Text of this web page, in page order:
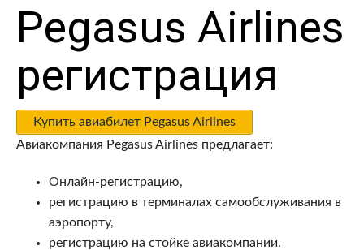
Pegasus Airlines
регистрация
Купить авиабилет Pegasus Airlines
Авиакомпания Pegasus Airlines предлагает:
Онлайн-регистрацию,
регистрацию в терминалах самообслуживания в
аэропорту,
регистрацию на стойке авиакомпании.